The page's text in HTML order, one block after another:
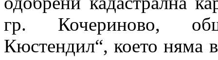
гр. Кочериново,
Кюстендил“, което няма